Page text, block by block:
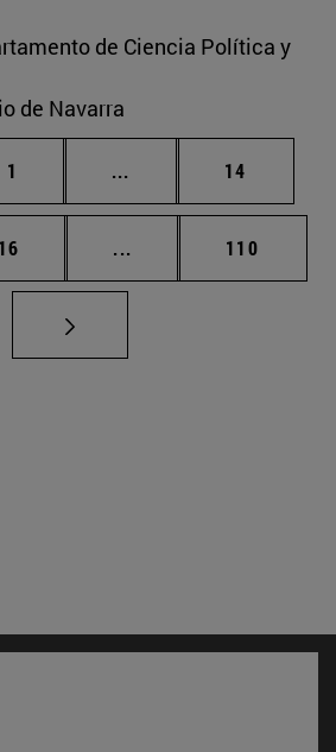
de Ciencia Política y
de Navarra
Página
1 ... Páginas intermedias
Página
14
Página
16 ... Páginas intermedias
Página
110